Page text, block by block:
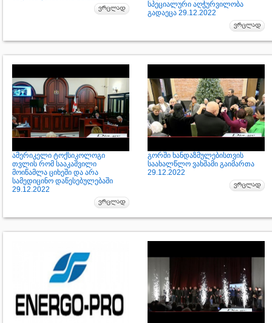
სპეციალური აღჭურვილობა
გადაეცა 29.12.2022
ამერიკელი ტოქსიკოლოგი
თვლის რომ სააკაშვილი
მოიწამლა ციხეში და არა
სამედიცინო დაწესებულებაში
29.12.2022
გორში ხანდაზმულებისთვის
საახალწლო ვახშამი გაიმართა
29.12.2022